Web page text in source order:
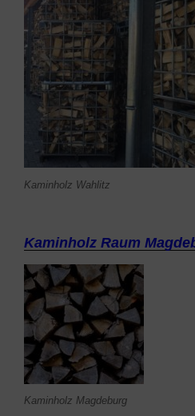
Kaminholz Wahlitz
Kaminholz Raum
Kaminholz Magdeburg